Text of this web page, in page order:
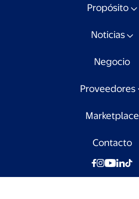
Propósito
Noticias
Negocio
Proveedores
Marketplace
Contacto